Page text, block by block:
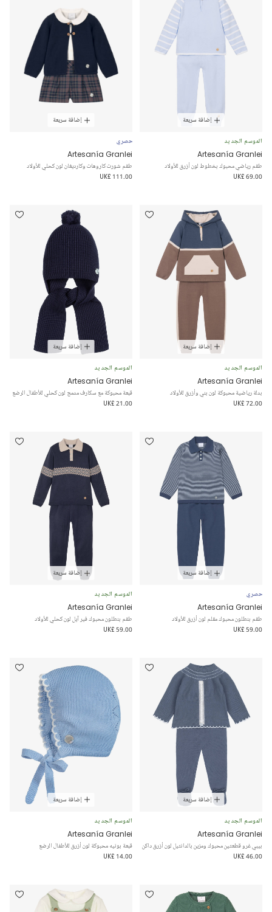
إضافة سريعة
الموسم الجديد
Artesanía Granlei
طقم رياضي محبوك بخطوط لون أزرق للأولاد
UK£ 69.00
إضافة سريعة
حصري
Artesanía Granlei
طقم شورت كاروهات وكارديغان لون كحلي للأولاد
UK£ 111.00
إضافة سريعة
الموسم الجديد
Artesanía Granlei
بدلة رياضية محبوكة لون بني وأزرق للأولاد
UK£ 72.00
إضافة سريعة
الموسم الجديد
Artesanía Granlei
قبعة محبوكة مع سكارف مدمج لون كحلي للأطفال الرضع
UK£ 21.00
إضافة سريعة
حصري
Artesanía Granlei
طقم بنطلون محبوك مقلم لون أزرق للأولاد
UK£ 59.00
إضافة سريعة
الموسم الجديد
Artesanía Granlei
طقم بنطلون محبوك فير آيل لون كحلي للأولاد
UK£ 59.00
إضافة سريعة
الموسم الجديد
Artesanía Granlei
بيبي غرو قطعتين محبوك ومزين بالدانتيل لون أزرق داكن
UK£ 46.00
إضافة سريعة
الموسم الجديد
Artesanía Granlei
قبعة بونيه محبوكة لون أزرق للأطفال الرضع
UK£ 14.00